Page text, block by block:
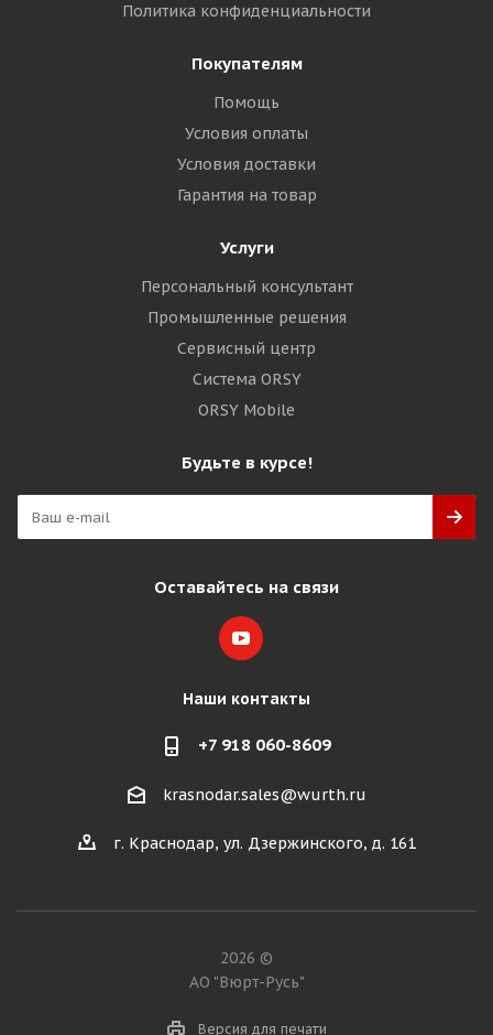
Политика конфиденциальности
Покупателям
Помощь
Условия оплаты
Условия доставки
Гарантия на товар
Услуги
Персональный консультант
Промышленные решения
Сервисный центр
Система ORSY
ORSY Mobile
Будьте в курсе!
Оставайтесь на связи
Наши контакты
+7 918 060-8609
krasnodar.sales@wurth.ru
г. Краснодар, ул. Дзержинского, д. 161
2026 ©
АО "Вюрт-Русь"
Версия для печати